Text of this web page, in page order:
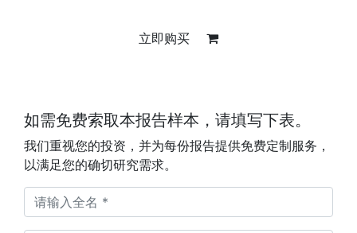
立即购买
如需免费索取本报告样本，请填写下表。
我们重视您的投资，并为每份报告提供免费定制服务，
以满足您的确切研究需求。